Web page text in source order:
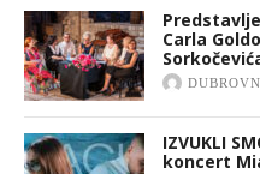
Carla
IZVUKLI
koncert